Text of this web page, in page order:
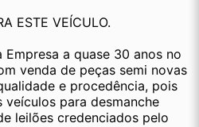
ESTE VEÍCULO.
Empresa a quase 30 anos no
venda de peças semi novas
e procedência, pois
para desmanche
leilões credenciados pelo